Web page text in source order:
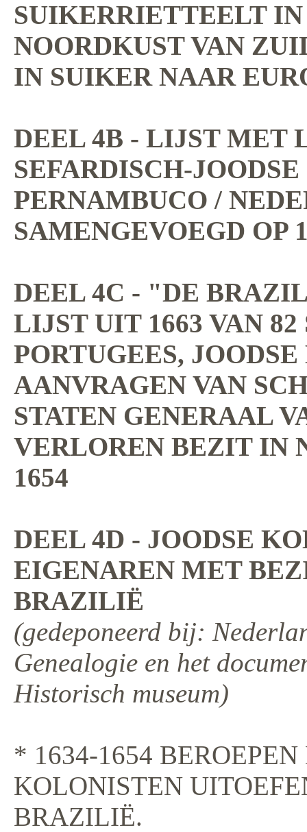
SUIKERRIETTEELT
NOORDKUST VAN
IN SUIKER NAAR
DEEL 4B - LIJST MET
SEFARDISCH-
PERNAMBUCO /
SAMENGEVOEGD OP
DEEL 4C - "DE
LIJST UIT 1663 VAN 82
PORTUGEES,
AANVRAGEN VAN
STATEN GENERAAL
VERLOREN BEZIT IN
1654
DEEL 4D - JOODSE
EIGENAREN MET
BRAZILIË
(gedeponeerd bij:
Genealogie en het
Historisch museum)
* 1634-1654
KOLONISTEN
BRAZILIË.